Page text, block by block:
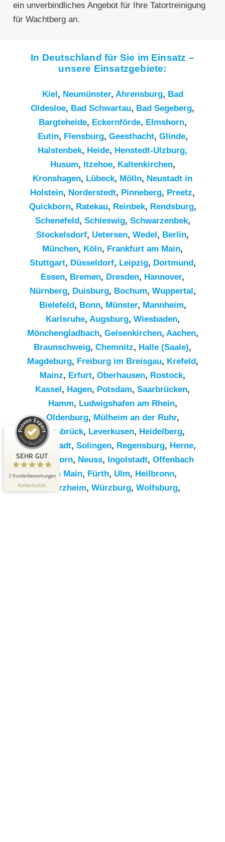
ein unverbindliches Angebot für Ihre Tatortreinigung
für Wachtberg⁠ an.
In Deutschland für Sie im Einsatz –
unsere Einsatzgebiete:
Kiel, Neumünster, Ahrensburg, Bad
Oldesloe, Bad Schwartau, Bad Segeberg,
Bargteheide, Eckernförde, Elmshorn,
Eutin, Flensburg, Geesthacht, Glinde,
Halstenbek, Heide, Henstedt-Ulzburg,
Husum, Itzehoe, Kaltenkirchen,
Kronshagen, Lübeck, Mölln, Neustadt in
Holstein, Norderstedt, Pinneberg, Preetz,
Quickborn, Ratekau, Reinbek, Rendsburg,
Schenefeld, Schleswig, Schwarzenbek,
Stockelsdorf, Uetersen, Wedel, Berlin,
München, Köln, Frankfurt am Main,
Stuttgart, Düsseldorf, Leipzig, Dortmund,
Essen, Bremen, Dresden, Hannover,
Nürnberg, Duisburg, Bochum, Wuppertal,
Bielefeld, Bonn, Münster, Mannheim,
Karlsruhe, Augsburg, Wiesbaden,
Mönchengladbach, Gelsenkirchen, Aachen,
Braunschweig, Chemnitz⁠, Halle (Saale),
Magdeburg, Freiburg im Breisgau, Krefeld,
Mainz, Erfurt, Oberhausen, Rostock,
Kassel, Hagen, Potsdam, Saarbrücken,
Hamm, Ludwigshafen am Rhein,
Oldenburg, Mülheim an der Ruhr,
Osnabrück, Leverkusen, Heidelberg,
Darmstadt, Solingen, Regensburg, Herne,
Paderborn, Neuss, Ingolstadt, Offenbach
am Main, Fürth, Ulm, Heilbronn,
Pforzheim, Würzburg, Wolfsburg,
SEHR GUT
2 Kundenbewertungen
Authentizität
Kundenbewertungen und Erfahrungen zu
RümpelButler
SEHR GUT
5,00 / 5,00
2
anderen Quelle
Blick aufs ProvenExpert-Profil werfen